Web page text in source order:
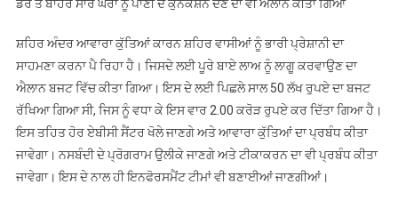
ਡੋਰੇ ਤੋਂ ਬਾਹਰ ਸਾਰੇ ਘਰਾਂ ਨੂੰ ਪਾਣੀ ਦੇ ਕੁਨੈਕਸ਼ਨ ਦੇਣ ਦਾ ਵੀ ਐਲਾਨ ਕੀਤਾ ਗਿਆ
ਸ਼ਹਿਰ ਅੰਦਰ ਆਵਾਰਾ ਕੁੱਤਿਆਂ ਕਾਰਨ ਸ਼ਹਿਰ ਵਾਸੀਆਂ ਨੂੰ ਭਾਰੀ ਪ੍ਰੇਸ਼ਾਨੀ ਦਾ
ਸਾਹਮਣਾ ਕਰਨਾ ਪੈ ਰਿਹਾ ਹੈ। ਜਿਸਦੇ ਲਈ ਪੂਰੇ ਬਾਏ ਲਾਅ ਨੂੰ ਲਾਗੂ ਕਰਵਾਉਣ ਦਾ
ਐਲਾਨ ਬਜਟ ਵਿੱਚ ਕੀਤਾ ਗਿਆ। ਇਸ ਦੇ ਲਈ ਪਿਛਲੇ ਸਾਲ 50 ਲੱਖ ਰੁਪਏ ਦਾ ਬਜਟ
ਰੱਖਿਆ ਗਿਆ ਸੀ, ਜਿਸ ਨੂੰ ਵਧਾ ਕੇ ਇਸ ਵਾਰ 2.00 ਕਰੋੜ ਰੁਪਏ ਕਰ ਦਿੱਤਾ ਗਿਆ ਹੈ।
ਇਸ ਤਹਿਤ ਹੋਰ ਏਬੀਸੀ ਸੈਂਟਰ ਖੋਲੇ ਜਾਣਗੇ ਅਤੇ ਆਵਾਰਾ ਕੁੱਤਿਆਂ ਦਾ ਪ੍ਰਬੰਧ ਕੀਤਾ
ਜਾਵੇਗਾ। ਨਸਬੰਦੀ ਦੇ ਪ੍ਰੋਗਰਾਮ ਉਲੀਕੇ ਜਾਣਗੇ ਅਤੇ ਟੀਕਾਕਰਨ ਦਾ ਵੀ ਪ੍ਰਬੰਧ ਕੀਤਾ
ਜਾਵੇਗਾ। ਇਸ ਦੇ ਨਾਲ ਹੀ ਇਨਫੋਰਸਮੈਂਟ ਟੀਮਾਂ ਵੀ ਬਣਾਈਆਂ ਜਾਣਗੀਆਂ।